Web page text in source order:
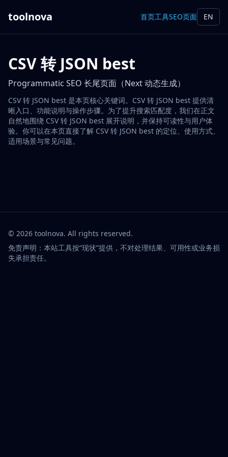
toolnova 首页工具SEO页面 EN
CSV 转 JSON best
Programmatic SEO 长尾页面（Next 动态生成）
CSV 转 JSON best 是本页核心关键词。CSV 转 JSON best 提供清
晰入口、功能说明与操作步骤。为了提升搜索匹配度，我们在正文
自然地围绕 CSV 转 JSON best 展开说明，并保持可读性与用户体
验。你可以在本页直接了解 CSV 转 JSON best 的定位、使用方式、
适用场景与常见问题。
© 2026 toolnova. All rights reserved.
免责声明：本站工具按“现状”提供，不对处理结果、可用性或业务损
失承担责任。